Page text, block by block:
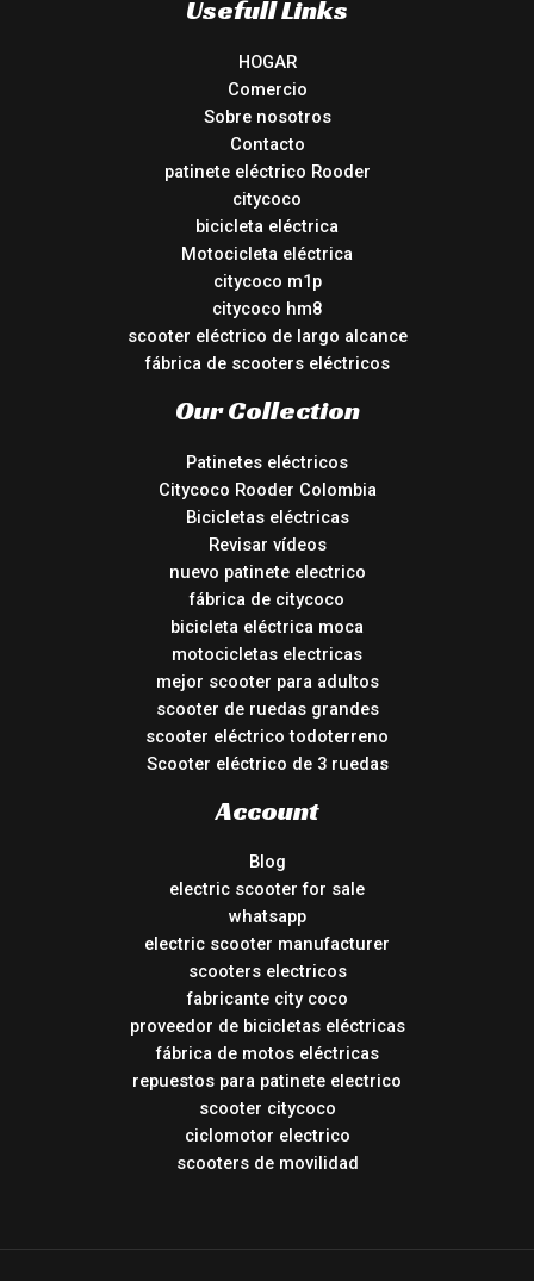
Usefull Links
HOGAR
Comercio
Sobre nosotros
Contacto
patinete eléctrico Rooder
citycoco
bicicleta eléctrica
Motocicleta eléctrica
citycoco m1p
citycoco hm8
scooter eléctrico de largo alcance
fábrica de scooters eléctricos
Our Collection
Patinetes eléctricos
Citycoco Rooder Colombia
Bicicletas eléctricas
Revisar vídeos
nuevo patinete electrico
fábrica de citycoco
bicicleta eléctrica moca
motocicletas electricas
mejor scooter para adultos
scooter de ruedas grandes
scooter eléctrico todoterreno
Scooter eléctrico de 3 ruedas
Account
Blog
electric scooter for sale
whatsapp
electric scooter manufacturer
scooters electricos
fabricante city coco
proveedor de bicicletas eléctricas
fábrica de motos eléctricas
repuestos para patinete electrico
scooter citycoco
ciclomotor electrico
scooters de movilidad